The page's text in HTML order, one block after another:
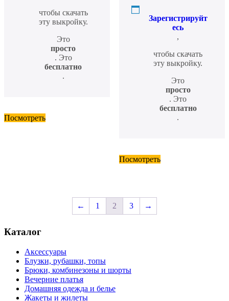
чтобы скачать
эту выкройку.
Это
просто
. Это
бесплатно
.
Посмотреть
Зарегистрируйт
есь
,
чтобы скачать
эту выкройку.
Это
просто
. Это
бесплатно
.
Посмотреть
← 1 2 3 →
Каталог
Аксессуары
Блузки, рубашки, топы
Брюки, комбинезоны и шорты
Вечерние платья
Домашняя одежда и белье
Жакеты и жилеты